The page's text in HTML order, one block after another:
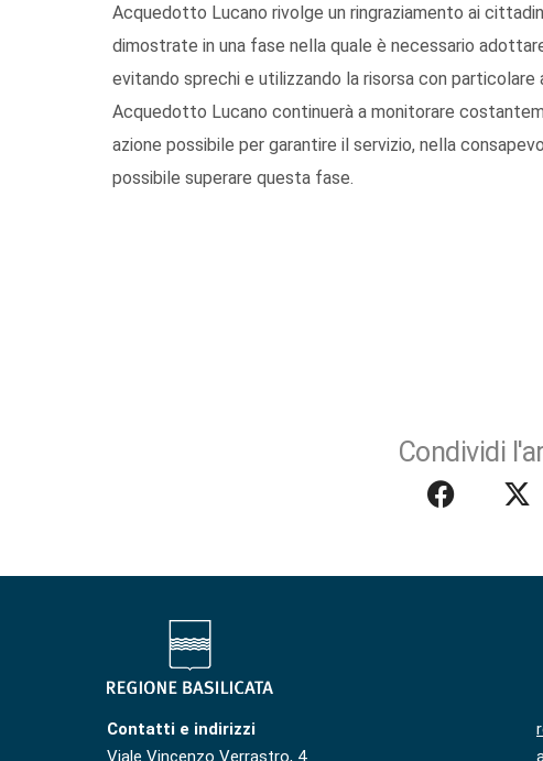
Acquedotto Lucano rivolge un ringraziamento ai
dimostrate in una fase nella quale è necessario
evitando sprechi e utilizzando la risorsa con particolare
Acquedotto Lucano continuerà a monitorare
azione possibile per garantire il servizio, nella
possibile superare questa fase.
Condividi
Contatti e indirizzi
Viale Vincenzo Verrastro, 4